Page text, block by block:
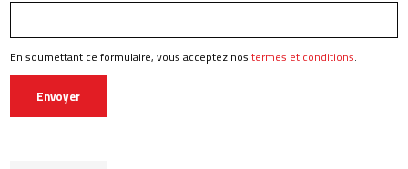
En soumettant ce formulaire, vous acceptez nostermes et conditions.
Envoyer